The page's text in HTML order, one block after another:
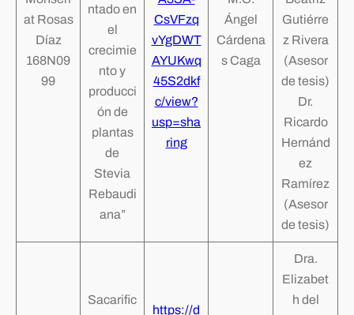
at Rosas
Díaz
168N09
99
ntado en
el
crecimie
nto y
producci
ón de
plantas
de
Stevia
Rebaudi
ana”
CsVFzq
vYgDWT
AYUKwq
45S2dkf
c/view?
usp=sha
ring
Ángel
Cárdena
s Caga
Gutiérre
z Rivera
(Asesor
de tesis)
Dr.
Ricardo
Hernánd
ez
Ramírez
(Asesor
de tesis)
Sacarific
https://d
Dra.
Elizabet
h del